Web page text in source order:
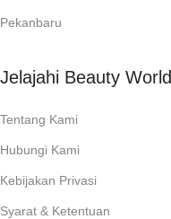
Pekanbaru
Jelajahi Beauty World
Tentang Kami
Hubungi Kami
Kebijakan Privasi
Syarat & Ketentuan